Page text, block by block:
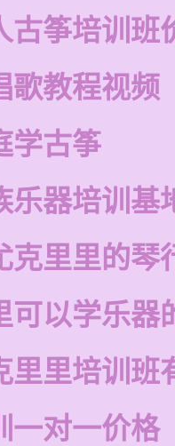
古筝培训班
歌教程视频
学古筝
乐器培训基
克里里的琴
可以学乐器
里里培训班
一对一价格